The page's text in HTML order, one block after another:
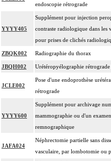
endoscopie rétrograde
YYYY405
Supplément pour injection
contraste radiologique dans les
pour prises de clichés
ZBQK002 Radiographie du thorax
JBQH002 Urétéropyélographie
JCLE002
Pose d'une endoprothèse
rétrograde
YYYY600
Supplément pour archivage
mammographie ou d'un
remnographique
JAFA024
Néphrectomie partielle sans
vasculaire, par lombotomie ou